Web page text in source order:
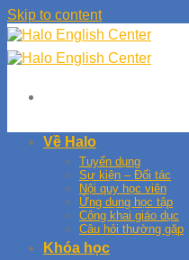
Skip to content
Về Halo
Tuyển dụng
Sự kiện – Đối tác
Nội quy học viên
Ứng dụng học tập
Công khai giáo dục
Câu hỏi thường gặp
Khóa học